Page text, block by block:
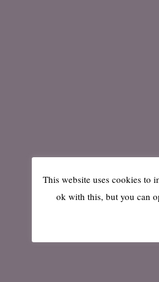
This website uses cookies to
ok with this, but you can